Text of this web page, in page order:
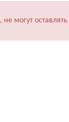
, не могут